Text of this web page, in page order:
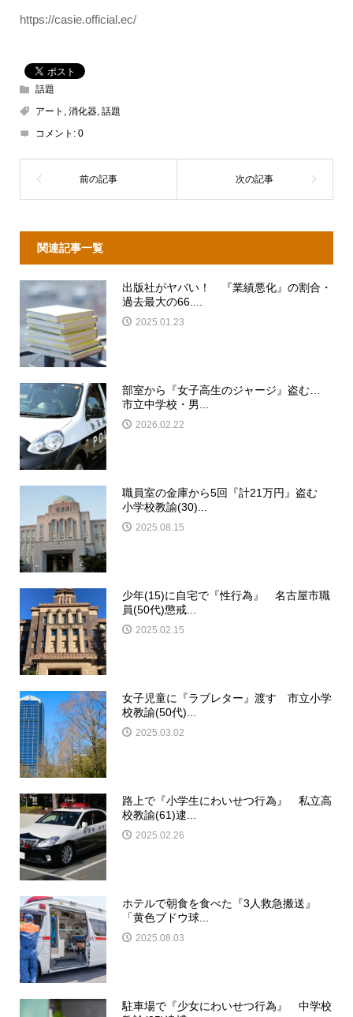
https://casie.official.ec/
話題
アート , 消化器, 話題
コメント: 0
関連記事一覧
出版社がヤバい！ 『業績悪化』の割合・
過去最大の66....
2025.01.23
部室から『女子高生のジャージ』盗む…
市立中学校・男...
2026.02.22
職員室の金庫から5回『計21万円』盗む
小学校教諭(30)...
2025.08.15
少年(15)に自宅で『性行為』 名古屋市職
員(50代)懲戒...
2025.02.15
女子児童に『ラブレター』渡す 市立小学
校教諭(50代)...
2025.03.02
路上で『小学生にわいせつ行為』 私立高
校教諭(61)逮...
2025.02.26
ホテルで朝食を食べた『3人救急搬送』
「黄色ブドウ球...
2025.08.03
駐車場で『少女にわいせつ行為』 中学校